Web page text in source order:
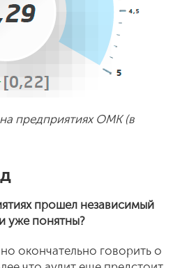
предприятиях ОМК (в
прошел независимый
уже понятны?
но окончательно говорить о